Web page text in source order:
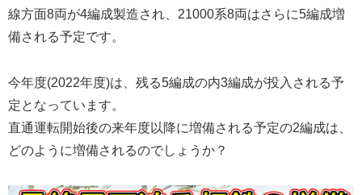
線方面8両が4編成製造され、21000系8両はさらに5編成増
備される予定です。
今年度(2022年度)は、残る5編成の内3編成が投入される予
定となっています。
直通運転開始後の来年度以降に増備される予定の2編成は、
どのように増備されるのでしょうか？